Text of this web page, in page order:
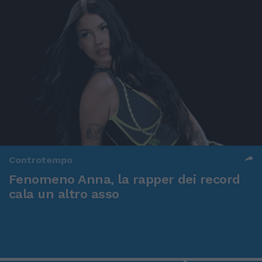
Controtempo
Fenomeno Anna, la rapper dei record
cala un altro asso